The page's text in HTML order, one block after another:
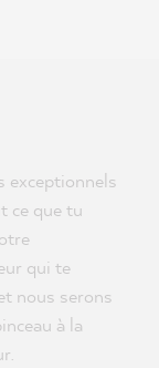
exceptionnels
ce que tu
qui te
nous serons
à la